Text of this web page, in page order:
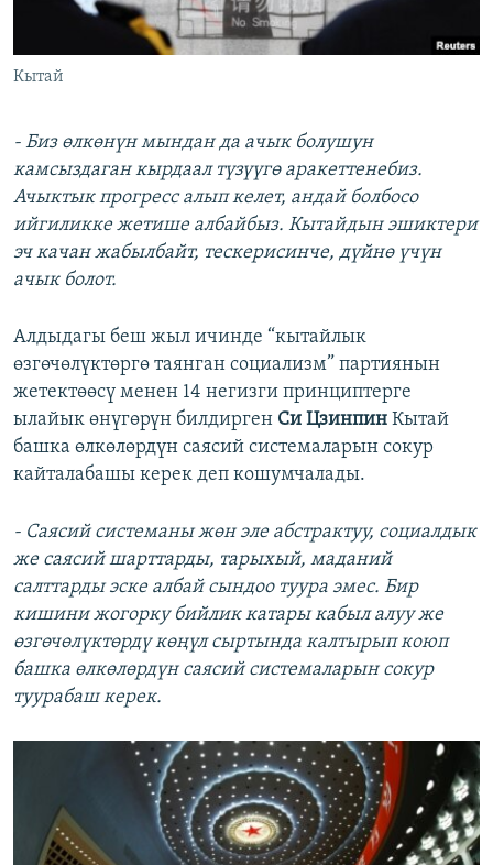
Кытай
- Биз өлкөнүн мындан да ачык болушун
камсыздаган кырдаал түзүүгө аракеттенебиз.
Ачыктык прогресс алып келет, андай болбосо
ийгиликке жетише албайбыз. Кытайдын эшиктери
эч качан жабылбайт, тескерисинче, дүйнө үчүн
ачык болот.
Алдыдагы беш жыл ичинде “кытайлык
өзгөчөлүктөргө таянган социализм” партиянын
жетектөөсү менен 14 негизги принциптерге
ылайык өнүгөрүн билдирген Си Цзинпин Кытай
башка өлкөлөрдүн саясий системаларын сокур
кайталабашы керек деп кошумчалады.
- Саясий системаны жөн эле абстрактуу, социалдык
же саясий шарттарды, тарыхый, маданий
салттарды эске албай сындоо туура эмес. Бир
кишини жогорку бийлик катары кабыл алуу же
өзгөчөлүктөрдү көңүл сыртында калтырып коюп
башка өлкөлөрдүн саясий системаларын сокур
туурабаш керек.